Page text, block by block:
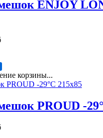
ENJOY
корзины...
PROUD -